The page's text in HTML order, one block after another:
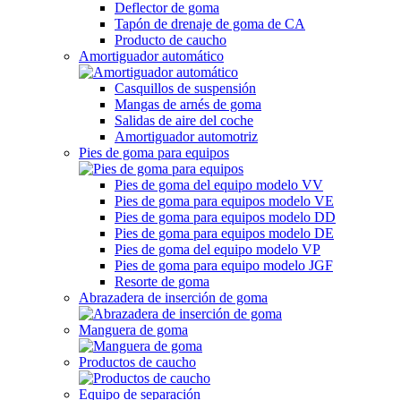
Deflector de goma
Tapón de drenaje de goma de CA
Producto de caucho
Amortiguador automático
Casquillos de suspensión
Mangas de arnés de goma
Salidas de aire del coche
Amortiguador automotriz
Pies de goma para equipos
Pies de goma del equipo modelo VV
Pies de goma para equipos modelo VE
Pies de goma para equipos modelo DD
Pies de goma para equipos modelo DE
Pies de goma del equipo modelo VP
Pies de goma para equipo modelo JGF
Resorte de goma
Abrazadera de inserción de goma
Manguera de goma
Productos de caucho
Equipo de separación